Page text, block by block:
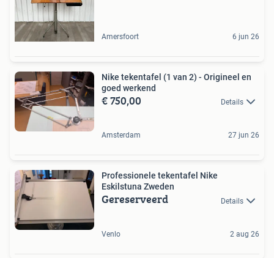
Amersfoort 6 jun 26
Nike tekentafel (1 van 2) - Origineel en
goed werkend
€ 750,00 Details
Amsterdam 27 jun 26
Professionele tekentafel Nike
Eskilstuna Zweden
Gereserveerd Details
Venlo 2 aug 26